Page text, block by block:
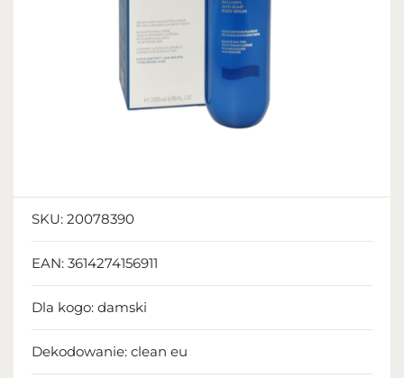
SKU: 20078390
EAN: 3614274156911
Dla kogo: damski
Dekodowanie: clean eu